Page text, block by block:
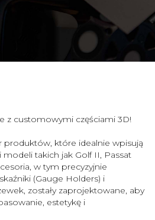
z customowymi częściami 3D!
produktów, które idealnie wpisują
modeli takich jak Golf II, Passat
w tym precyzyjnie
(Gauge Holders) i
zostały zaprojektowane, aby
estetykę i